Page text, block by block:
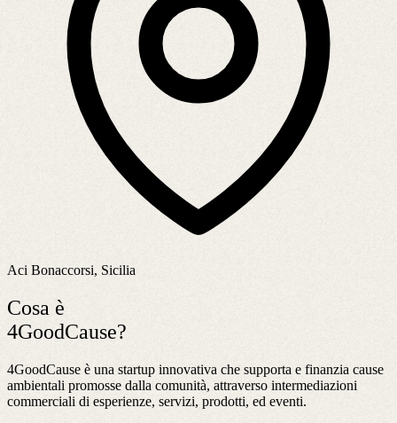
Aci Bonaccorsi, Sicilia
Cosa è
4GoodCause?
4GoodCause è una startup innovativa che supporta e finanzia cause
ambientali promosse dalla comunità, attraverso intermediazioni
commerciali di esperienze, servizi, prodotti, ed eventi.